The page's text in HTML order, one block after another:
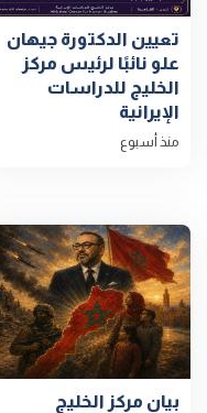
تعيين الدكتورة جيهان
علو نائبًا لرئيس مركز
الخليج للدراسات
الإيرانية
منذ أسبوع
بيان مركز الخليج